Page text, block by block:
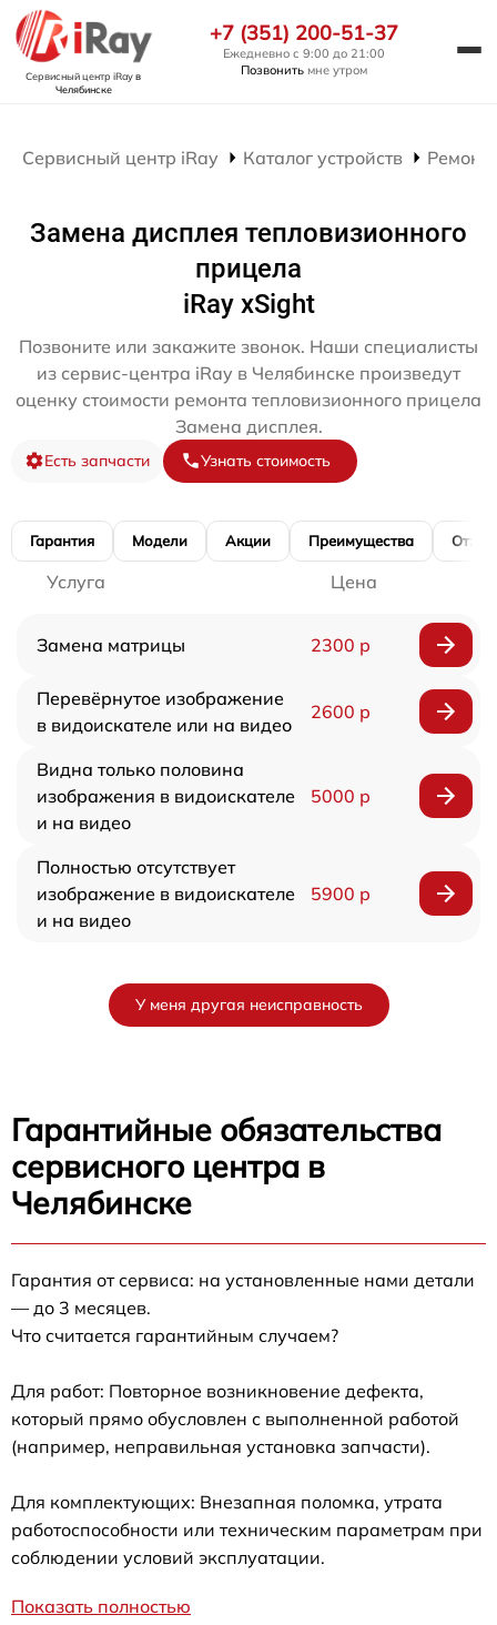
Сервисный центр iRayв
Челябинске
+7 (351) 200-51-37
Ежедневно с 9:00 до 21:00
Позвонить мне утром
Сервисный центр iRay Каталог устройств Ремонт
Замена дисплея тепловизионного
прицела
iRay xSight
Позвоните или закажите звонок. Наши специалисты
из сервис-центра iRay в Челябинске произведут
оценку стоимости ремонта тепловизионного прицела
Замена дисплея.
Есть запчасти Узнать стоимость
Гарантия Модели Акции Преимущества
Услуга Цена
Замена матрицы 2300 р
Перевёрнутое изображение
в видоискателе или на видео
2600 р
Видна только половина
изображения в видоискателе
и на видео
5000 р
Полностью отсутствует
изображение в видоискателе
и на видео
5900 р
У меня другая неисправность
Гарантийные обязательства
сервисного центра в
Челябинске
Гарантия от сервиса: на установленные нами детали
— до 3 месяцев.
Что считается гарантийным случаем?
Для работ: Повторное возникновение дефекта,
который прямо обусловлен с выполненной работой
(например, неправильная установка запчасти).
Для комплектующих: Внезапная поломка, утрата
работоспособности или техническим параметрам при
соблюдении условий эксплуатации.
Показать полностью